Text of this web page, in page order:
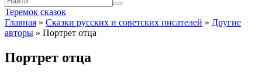
Теремок сказок
Главная » Сказки русских и советских писателей » Другие
авторы » Портрет отца
Портрет отца